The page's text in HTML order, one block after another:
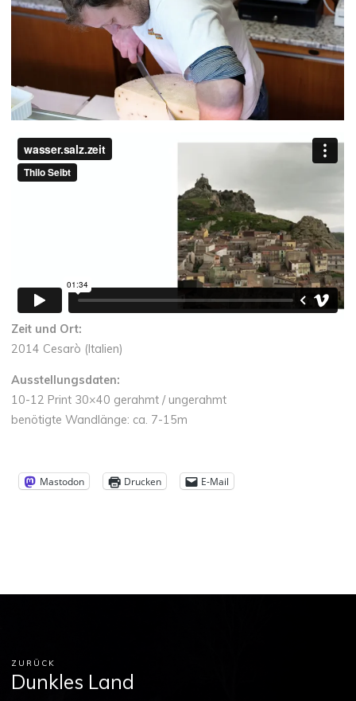
Zeit und Ort:
2014 Cesarò (Italien)
Ausstellungsdaten:
10-12 Print 30×40 gerahmt / ungerahmt
benötigte Wandlänge: ca. 7-15m
Mastodon Drucken E-Mail
ZURÜCK
Dunkles Land